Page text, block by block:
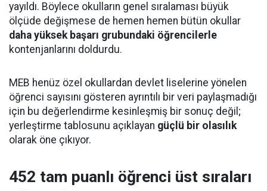
yayıldı. Böylece okulların genel sıralaması büyük
ölçüde değişmese de hemen hemen bütün okullar
daha yüksek başarı grubundaki öğrencilerle
kontenjanlarını doldurdu.
MEB henüz özel okullardan devlet liselerine yönelen
öğrenci sayısını gösteren ayrıntılı bir veri paylaşmadığı
için bu değerlendirme kesinleşmiş bir sonuç değil;
yerleştirme tablosunu açıklayan güçlü bir olasılık
olarak öne çıkıyor.
452 tam puanlı öğrenci üst sıraları